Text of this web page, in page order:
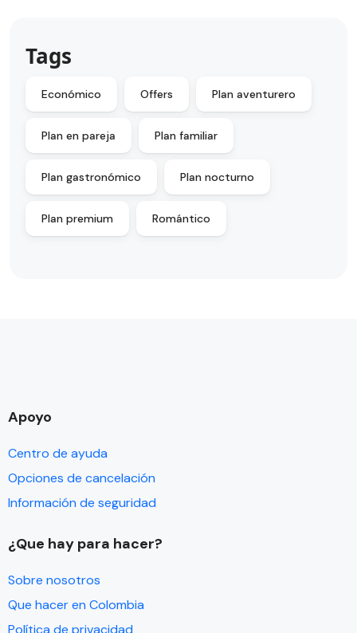
Tags
Económico Offers Plan aventurero
Plan en pareja Plan familiar
Plan gastronómico Plan nocturno
Plan premium Romántico
Apoyo
Centro de ayuda
Opciones de cancelación
Información de seguridad
¿Que hay para hacer?
Sobre nosotros
Que hacer en Colombia
Política de privacidad